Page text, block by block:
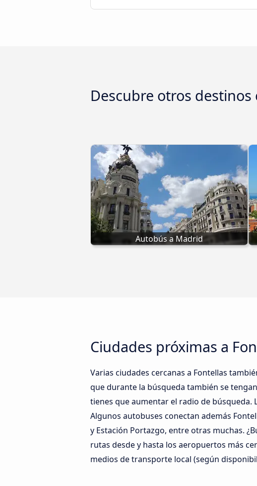
Descubre otros destinos
Autobús a Madrid
Ciudades próximas a
Varias ciudades cercanas a Fontellas
que durante la búsqueda también se
tienes que aumentar el radio de
Algunos autobuses conectan además
y Estación Portazgo, entre otras muchas.
rutas desde y hasta los aeropuertos más
medios de transporte local (según